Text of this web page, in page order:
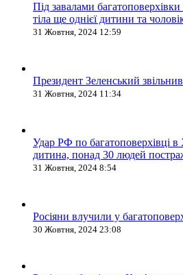
Під завалами
тіла ще однієї дитини та
31 Жовтня, 2024 12:59
Президент Зеленський
31 Жовтня, 2024 11:34
Удар РФ по багатоповерхівці в
дитина, понад 30 людей
31 Жовтня, 2024 8:54
Росіяни влучили у
30 Жовтня, 2024 23:08